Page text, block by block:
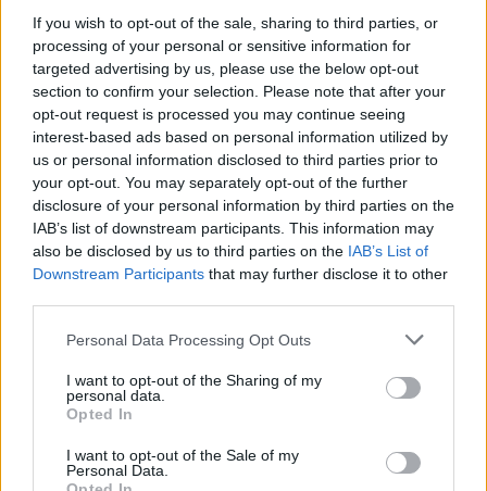
If you wish to opt-out of the sale, sharing to third parties, or
processing of your personal or sensitive information for
targeted advertising by us, please use the below opt-out
section to confirm your selection. Please note that after your
opt-out request is processed you may continue seeing
interest-based ads based on personal information utilized by
us or personal information disclosed to third parties prior to
your opt-out. You may separately opt-out of the further
disclosure of your personal information by third parties on the
IAB’s list of downstream participants. This information may
also be disclosed by us to third parties on the IAB’s List of
Downstream Participants that may further disclose it to other
Personal Data Processing Opt Outs
I want to opt-out of the Sharing of my
personal data.
Opted In
I want to opt-out of the Sale of my
Personal Data.
Añadir un comentario ...
🪐🚀 Canciones para Ver las Estrellas:
Psicodelia y Space Rock 🎸✨
🌌🚀 Viaje intergaláctico: la mejor selección de
psicodelia, space rock y atmósferas cósmicas para
tus noches de astronomía. 🪐🎸 Desconecta, mira
al firmamento y siente la gravedad cero. 💾 ¡Guarda
esta colección para tu próxima noche estrellada!
Top Artistas Playlists
B C D E F G H I J K L
N O P Q R S T W
Z #